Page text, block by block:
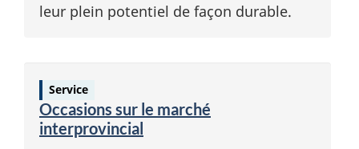
leur plein potentiel de façon durable.
Service
Occasions sur le marché
interprovincial